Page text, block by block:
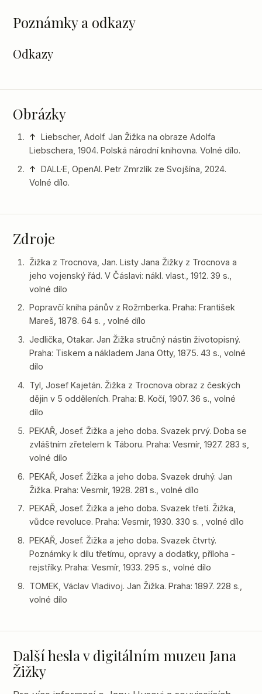
Poznámky a odkazy
Odkazy
Obrázky
↑ Liebscher, Adolf. Jan Žižka na obraze Adolfa
Liebschera, 1904. Polská národní knihovna. Volné dílo.
↑ DALL·E, OpenAI. Petr Zmrzlík ze Svojšína, 2024.
Volné dílo.
Zdroje
Žižka z Trocnova, Jan. Listy Jana Žižky z Trocnova a
jeho vojenský řád. V Čáslavi: nákl. vlast., 1912. 39 s.,
volné dílo
Popravčí kniha pánův z Rožmberka. Praha: František
Mareš, 1878. 64 s. , volné dílo
Jedlička, Otakar. Jan Žižka stručný nástin životopisný.
Praha: Tiskem a nákladem Jana Otty, 1875. 43 s., volné
dílo
Tyl, Josef Kajetán. Žižka z Trocnova obraz z českých
dějin v 5 odděleních. Praha: B. Kočí, 1907. 36 s., volné
dílo
PEKAŘ, Josef. Žižka a jeho doba. Svazek prvý. Doba se
zvláštním zřetelem k Táboru. Praha: Vesmír, 1927. 283 s,
volné dílo
PEKAŘ, Josef. Žižka a jeho doba. Svazek druhý. Jan
Žižka. Praha: Vesmír, 1928. 281 s., volné dílo
PEKAŘ, Josef. Žižka a jeho doba. Svazek třetí. Žižka,
vůdce revoluce. Praha: Vesmír, 1930. 330 s. , volné dílo
PEKAŘ, Josef. Žižka a jeho doba. Svazek čtvrtý.
Poznámky k dílu třetímu, opravy a dodatky, příloha -
rejstříky. Praha: Vesmír, 1933. 295 s., volné dílo
TOMEK, Václav Vladivoj. Jan Žižka. Praha: 1897. 228 s.,
volné dílo
Další hesla v digitálním muzeu Jana
Žižky